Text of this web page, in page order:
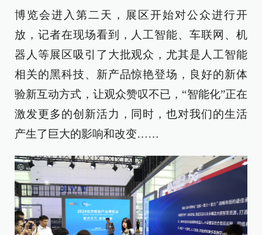
博览会进入第二天，展区开始对公众进行开
放，记者在现场看到，人工智能、车联网、机
器人等展区吸引了大批观众，尤其是人工智能
相关的黑科技、新产品惊艳登场，良好的新体
验新互动方式，让观众赞叹不已，“智能化”正在
激发更多的创新活力，同时，也对我们的生活
产生了巨大的影响和改变……